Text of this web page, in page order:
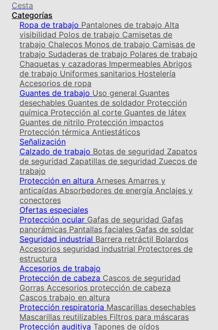
Cesta
Categorías
Ropa de trabajo Pantalones de trabajo Alta
visibilidad Polos de trabajo Camisetas de
trabajo Chalecos Monos de trabajo Camisas de
trabajo Sudaderas de trabajo Polares de trabajo
Chaquetas y cazadoras Impermeables Abrigos
de trabajo Uniformes sanitarios Hostelería
Accesorios de ropa
Guantes de trabajo Uso general Guantes
desechables Guantes de soldador Protección
química Protección al corte Guantes de látex
Guantes de nitrilo Protección impactos
Protección térmica Antiestáticos
Señalización
Calzado de trabajo Botas de seguridad Zapatos
de seguridad Zapatillas de seguridad Zuecos de
trabajo
Protección en altura Arneses Amarres y
anticaídas Absorbedores de energía Anclajes y
conectores
Ofertas especiales
Protección ocular Gafas de seguridad Gafas
panorámicas Pantallas faciales Gafas de soldar
Seguridad industrial Barrera retráctil Bolardos
Accesorios seguridad industrial Protectores de
estructura
Accesorios de trabajo
Protección de cabeza Cascos de seguridad
Gorras Accesorios protección de cabeza
Cascos trabajo en altura
Protección respiratoria Mascarillas desechables
Mascarillas reutilizables Filtros para máscaras
Protección auditiva Tapones de oídos